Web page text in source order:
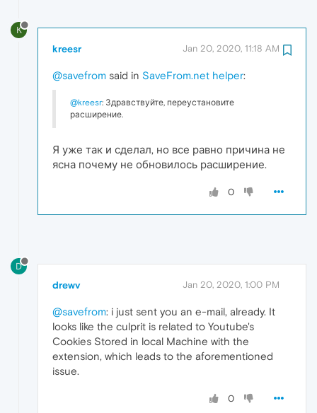
K
kreesr Jan 20, 2020, 11:18 AM
@savefrom said in SaveFrom.net helper:
@kreesr: Здравствуйте, переустановите
расширение.
Я уже так и сделал, но все равно причина не
ясна почему не обновилось расширение.
0
D
drewv Jan 20, 2020, 1:00 PM
@savefrom: i just sent you an e-mail, already. It
looks like the culprit is related to Youtube's
Cookies Stored in local Machine with the
extension, which leads to the aforementioned
issue.
0